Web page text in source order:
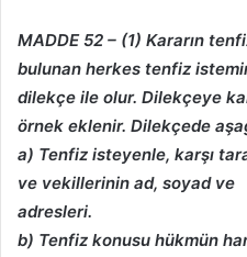
MADDE 52 – (1) Kararın
bulunan herkes tenfiz
dilekçe ile olur. Dilekçeye
örnek eklenir. Dilekçede
a) Tenfiz isteyenle, karşı
ve vekillerinin ad, soyad ve
adresleri.
b) Tenfiz konusu hükmün